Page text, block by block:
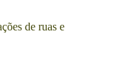
de ruas e